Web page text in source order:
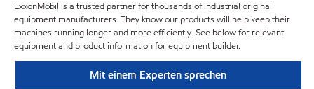
ExxonMobil is a trusted partner for thousands of industrial original
equipment manufacturers. They know our products will help keep their
machines running longer and more efficiently. See below for relevant
equipment and product information for equipment builder.
Mit einem Experten sprechen